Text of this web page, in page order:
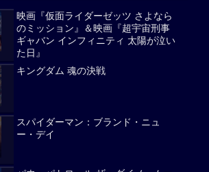
映画『仮面ライダーゼッツ さよなら
のミッション』＆映画『超宇宙刑事
ギャバン インフィニティ 太陽が泣い
た日』
キングダム 魂の決戦
スパイダーマン：ブランド・ニュ
ー・デイ